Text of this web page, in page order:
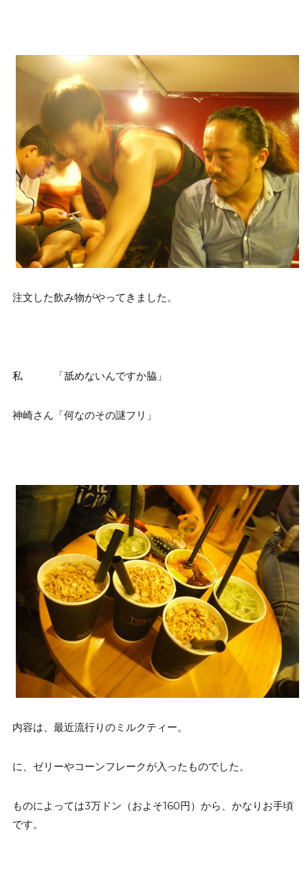
注文した飲み物がやってきました。
私 「舐めないんですか脇」
神崎さん「何なのその謎フリ」
内容は、最近流行りのミルクティー。
に、ゼリーやコーンフレークが入ったものでした。
ものによっては3万ドン（およそ160円）から、かなりお手頃
です。